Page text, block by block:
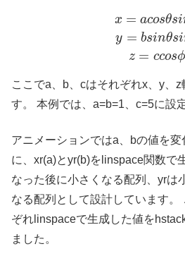
x = acosθsi
y = bsinθsi
z = ccosϕ
ここでa、b、cはそれぞれx、y、z
す。 本例では、a=b=1、c=5に設
アニメーションではa、bの値を
に、xr(a)とyr(b)をlinspace関数で
なった後に小さくなる配列、yrは
なる配列として設計しています。
ぞれlinspaceで生成した値を
ました。